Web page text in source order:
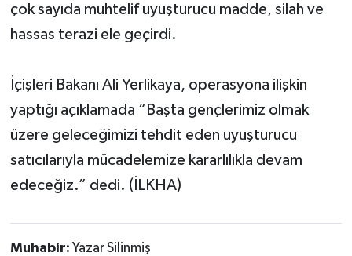
çok sayıda muhtelif uyuşturucu madde, silah ve
hassas terazi ele geçirdi.
İçişleri Bakanı Ali Yerlikaya, operasyona ilişkin
yaptığı açıklamada “Başta gençlerimiz olmak
üzere geleceğimizi tehdit eden uyuşturucu
satıcılarıyla mücadelemize kararlılıkla devam
edeceğiz.” dedi. (İLKHA)
Muhabir: Yazar Silinmiş